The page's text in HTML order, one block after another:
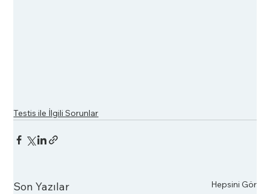
Testis ile İlgili Sorunlar
Son Yazılar Hepsini Gör